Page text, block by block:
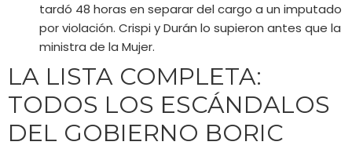
tardó 48 horas en separar del cargo a un imputado
por violación. Crispi y Durán lo supieron antes que la
ministra de la Mujer.
LA LISTA COMPLETA:
TODOS LOS ESCÁNDALOS
DEL GOBIERNO BORIC